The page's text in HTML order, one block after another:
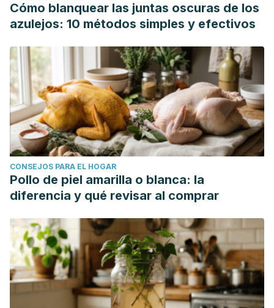
Cómo blanquear las juntas oscuras de los
azulejos: 10 métodos simples y efectivos
CONSEJOS PARA EL HOGAR
Pollo de piel amarilla o blanca: la
diferencia y qué revisar al comprar